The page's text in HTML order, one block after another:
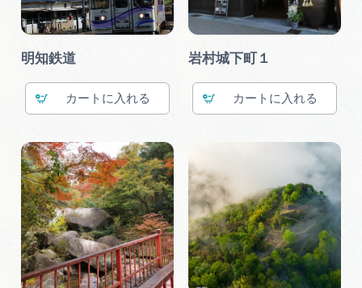
明知鉄道
カート
岩村城下町１
カート